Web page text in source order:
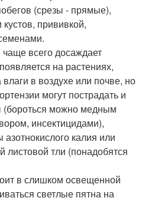
(срезы - прямые),
прививкой,
всего досаждает
на растениях,
в воздухе или почве, но
могут пострадать и
(бороться можно медным
инсектицидами),
калия или
листовой тли (понадобятся
в слишком освещенной
светлые пятна на